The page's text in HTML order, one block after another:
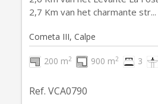
2,7 Km van het charmante str...
Cometa III, Calpe
200 m2 900 m2 3
Ref. VCA0790